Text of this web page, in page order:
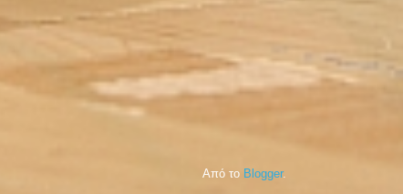
Από το Blogger.